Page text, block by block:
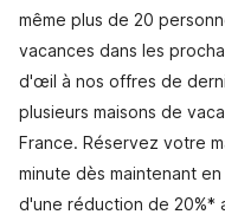
même plus de 20
vacances dans les
d'œil à nos offres de
plusieurs maisons de
France. Réservez votre
minute dès maintenant
d'une réduction de 20%*